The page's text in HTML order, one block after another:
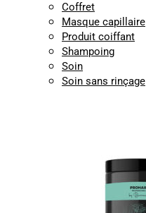
Coffret
Masque capillaire
Produit coiffant
Shampoing
Soin
Soin sans rinçage